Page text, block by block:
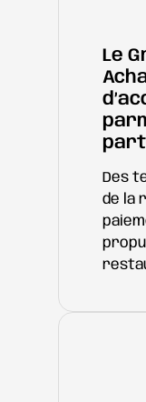
Le
Des
de la